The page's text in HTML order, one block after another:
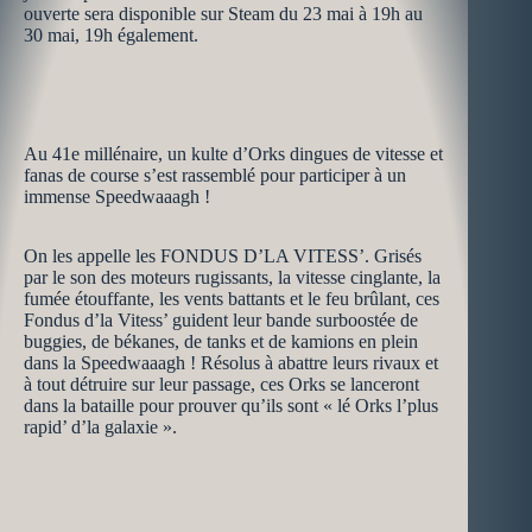
ouverte sera disponible sur Steam du 23 mai à 19h au
30 mai, 19h également.
Au 41e millénaire, un kulte d’Orks dingues de vitesse et
fanas de course s’est rassemblé pour participer à un
immense Speedwaaagh !
On les appelle les FONDUS D’LA VITESS’. Grisés
par le son des moteurs rugissants, la vitesse cinglante, la
fumée étouffante, les vents battants et le feu brûlant, ces
Fondus d’la Vitess’ guident leur bande surboostée de
buggies, de békanes, de tanks et de kamions en plein
dans la Speedwaaagh ! Résolus à abattre leurs rivaux et
à tout détruire sur leur passage, ces Orks se lanceront
dans la bataille pour prouver qu’ils sont « lé Orks l’plus
rapid’ d’la galaxie ».